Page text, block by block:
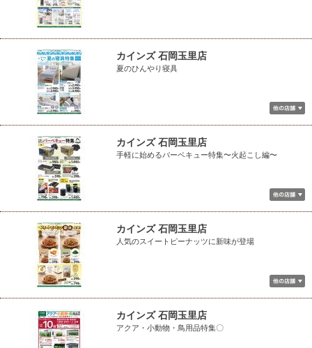
カインズ 石岡玉里店
夏のひんやり寝具
カインズ 石岡玉里店
手軽に始めるバーベキュー特集〜火起こし編〜
カインズ 石岡玉里店
人気のスイートピーナッツに新味が登場
カインズ 石岡玉里店
アクア・小動物・鳥用品特集〇